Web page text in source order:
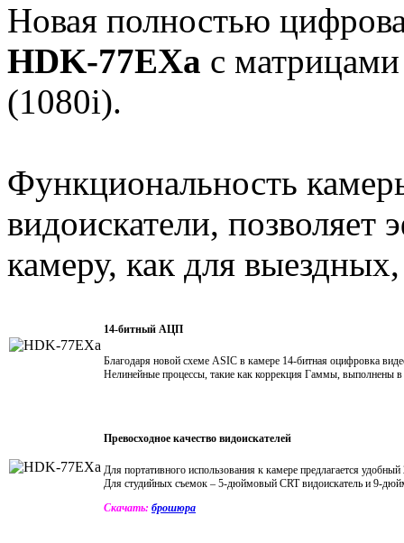
Новая полностью
HDK-77EXa с
(1080i).
Функциональность
видоискатели, позволяет
камеру, как для
14-битный АЦП
Благодаря новой схеме ASIC в камере 14-битная оцифровка
Нелинейные процессы, такие как коррекция Гаммы, выполнены в
Превосходное качество видоискателей
Для портативного использования к камере предлагается
Для студийных съемок – 5-дюймовый CRT видоискатель и 9-
Скачать: брошюра